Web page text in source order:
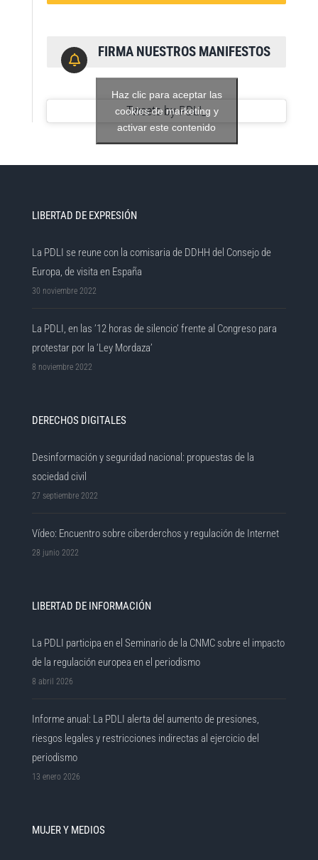
FIRMA NUESTROS MANIFESTOS
Tweets by PDLI_
Haz clic para aceptar las
cookies de marketing y
activar este contenido
LIBERTAD DE EXPRESIÓN
La PDLI se reune con la comisaria de DDHH del Consejo de
Europa, de visita en España
30 noviembre 2022
La PDLI, en las ’12 horas de silencio’ frente al Congreso para
protestar por la ‘Ley Mordaza’
8 noviembre 2022
DERECHOS DIGITALES
Desinformación y seguridad nacional: propuestas de la
sociedad civil
27 septiembre 2022
Vídeo: Encuentro sobre ciberderchos y regulación de Internet
28 junio 2022
LIBERTAD DE INFORMACIÓN
La PDLI participa en el Seminario de la CNMC sobre el impacto
de la regulación europea en el periodismo
8 abril 2026
Informe anual: La PDLI alerta del aumento de presiones,
riesgos legales y restricciones indirectas al ejercicio del
periodismo
13 enero 2026
MUJER Y MEDIOS